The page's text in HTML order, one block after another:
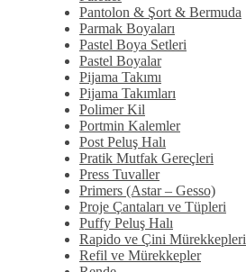
Pantolon & Şort & Bermuda
Parmak Boyaları
Pastel Boya Setleri
Pastel Boyalar
Pijama Takımı
Pijama Takımları
Polimer Kil
Portmin Kalemler
Post Peluş Halı
Pratik Mutfak Gereçleri
Press Tuvaller
Primers (Astar – Gesso)
Proje Çantaları ve Tüpleri
Puffy Peluş Halı
Rapido ve Çini Mürekkepleri
Refil ve Mürekkepler